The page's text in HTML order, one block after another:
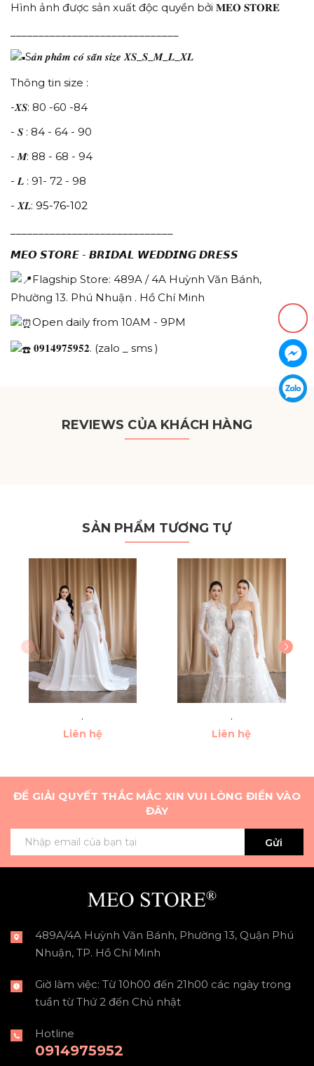
Hình ảnh được sản xuất độc quyền bởi 𝐌𝐄𝐎 𝐒𝐓𝐎𝐑𝐄
S𝒂̉𝒏 𝒑𝒉𝒂̂̉𝒎 𝒄𝒐́ 𝒔𝒂̆̃𝒏 𝒔𝒊𝒛𝒆 𝑿𝑺_𝑺_𝑴_𝑳_𝑿𝑳
Thông tin size :
-𝑿𝑺: 80 -60 -84
- 𝑺 : 84 - 64 - 90
- 𝑴: 88 - 68 - 94
- 𝑳 : 91- 72 - 98
- 𝑿𝑳: 95-76-102
𝙈𝙀𝙊 𝙎𝙏𝙊𝙍𝙀 - 𝘽𝙍𝙄𝘿𝘼𝙇 𝙒𝙀𝘿𝘿𝙄𝙉𝙂 𝘿𝙍𝙀𝙎𝙎
Flagship Store: 489A / 4A Huỳnh Văn Bánh,
Phường 13. Phú Nhuận . Hồ Chí Minh
Open daily from 10AM - 9PM
𝟎𝟗𝟏𝟒𝟗𝟕𝟓𝟗𝟓𝟐. (zalo _ sms )
REVIEWS CỦA KHÁCH HÀNG
SẢN PHẨM TƯƠNG TỰ
.
Liên hệ
.
Liên hệ
ĐỂ GIẢI QUYẾT THẮC MẮC XIN VUI LÒNG ĐIỀN VÀO
ĐÂY
Gửi
489A/4A Huỳnh Văn Bánh, Phường 13, Quận Phú
Nhuận, TP. Hồ Chí Minh
Giờ làm việc: Từ 10h00 đến 21h00 các ngày trong
tuần từ Thứ 2 đến Chủ nhật
Hotline
0914975952